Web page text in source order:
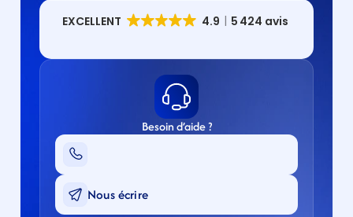
Besoin d’aide ?
Nous écrire